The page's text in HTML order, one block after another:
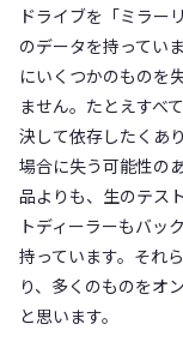
ドライブを「ミラー
のデータを持ってい
にいくつかのものを
ません。たとえすべ
決して依存したくあ
場合に失う可能性の
品よりも、生のテス
トディーラーもバッ
持っています。それ
り、多くのものをオ
と思います。